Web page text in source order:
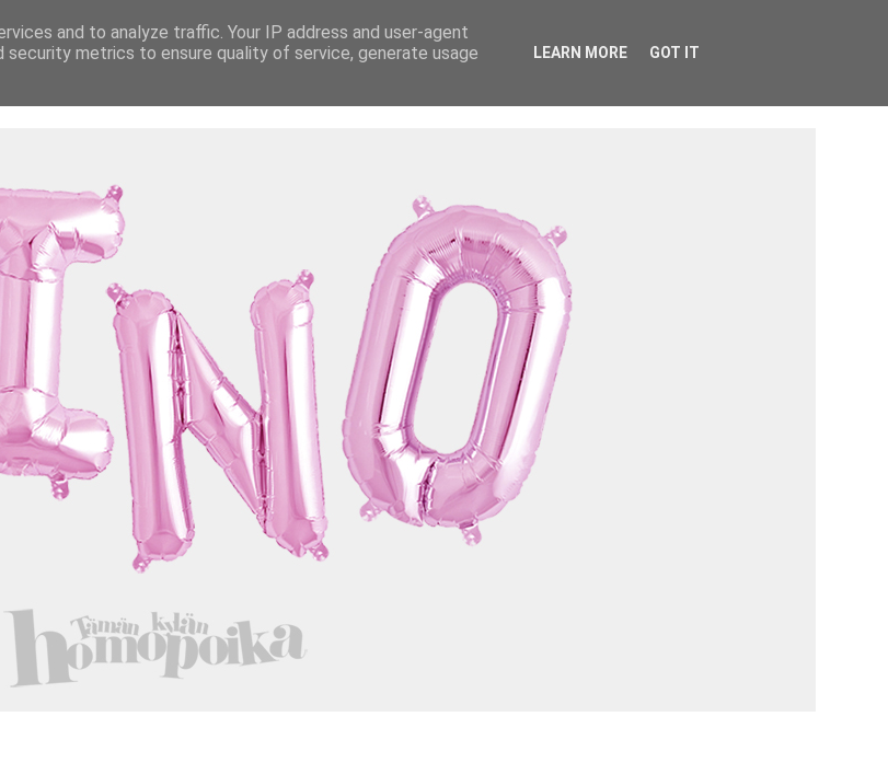
and to analyze traffic. Your IP address and user-agent
security metrics to ensure quality of service, generate usage
LEARN MORE GOT IT